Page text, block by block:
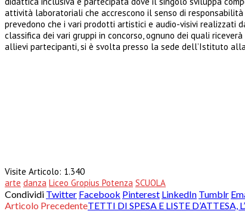
attività laboratoriali che accrescono il senso di
prevedono che i vari prodotti artistici e audio-visivi realizzati
classifica dei vari gruppi in concorso, ognuno dei quali
allievi partecipanti, si è svolta presso la sede dell’Istituto alla
Visite Articolo: 1.340
arte danza Liceo Gropius Potenza SCUOLA
Condividi Twitter Facebook Pinterest LinkedIn Tumblr
Articolo PrecedenteTETTI DI SPESA E LISTE D’ATTESA,